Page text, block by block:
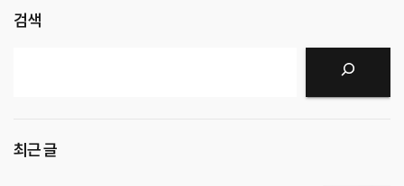
검색
최근 글